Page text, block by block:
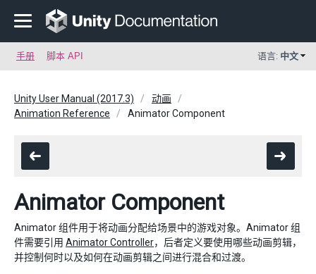
手册 脚本 API 语言: 中文
Unity User Manual (2017.3)
动画
Animation Reference
Animator Component
Animator Component
Animator 组件用于将动画分配给场景中的游戏对象。Animator 组
件需要引用 Animator Controller，后者定义要使用哪些动画剪辑，
并控制何时以及如何在动画剪辑之间进行混合和过渡。